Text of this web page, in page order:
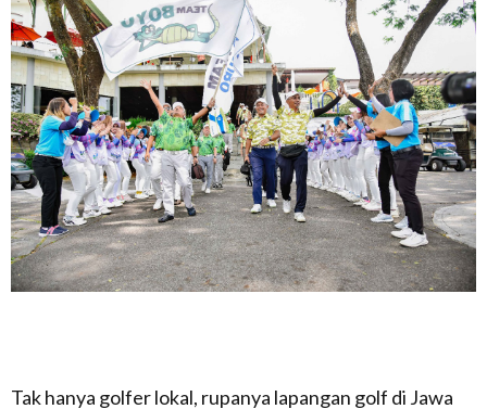
Tak hanya golfer lokal, rupanya lapangan golf di Jawa